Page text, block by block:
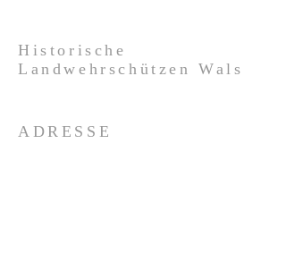
Historische
Landwehrschützen Wals
ADRESSE